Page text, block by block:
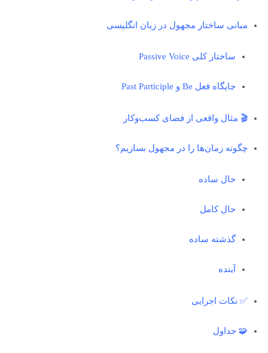
مبانی ساختار مجهول در زبان انگلیسی
ساختار کلی Passive Voice
جایگاه فعل Be و Past Participle
🎬 مثال واقعی از فضای کسب‌وکار
چگونه زمان‌ها را در مجهول بسازیم؟
حال ساده
حال کامل
گذشته ساده
آینده
✅ نکات اجرایی
🧩 جداول